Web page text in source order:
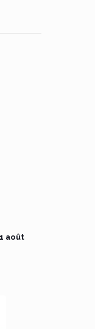
août